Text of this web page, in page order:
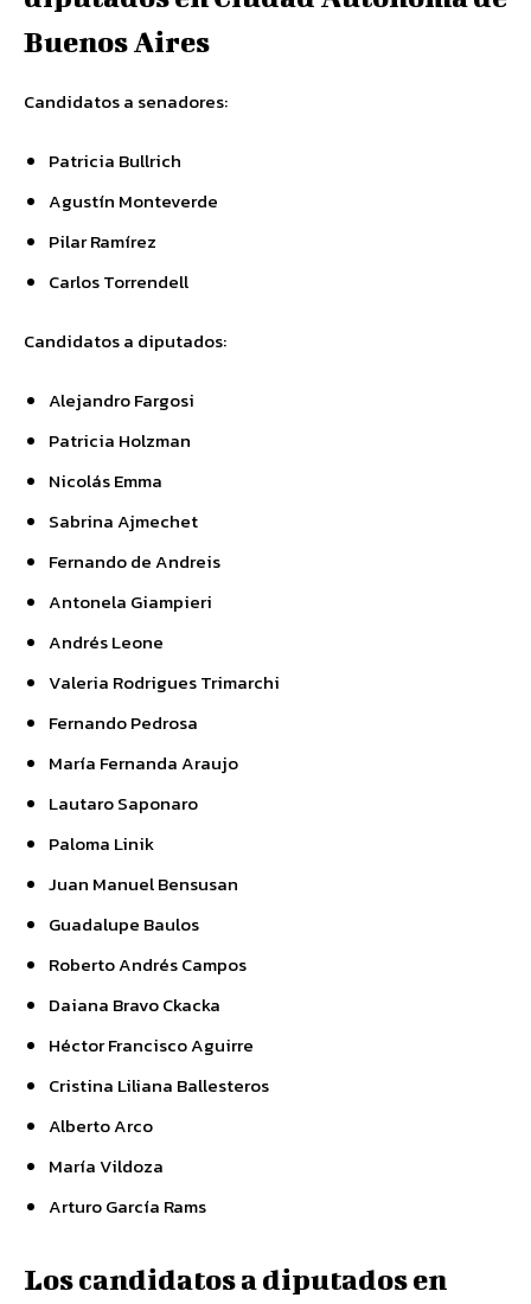
Buenos Aires
Candidatos a senadores:
Patricia Bullrich
Agustín Monteverde
Pilar Ramírez
Carlos Torrendell
Candidatos a diputados:
Alejandro Fargosi
Patricia Holzman
Nicolás Emma
Sabrina Ajmechet
Fernando de Andreis
Antonela Giampieri
Andrés Leone
Valeria Rodrigues Trimarchi
Fernando Pedrosa
María Fernanda Araujo
Lautaro Saponaro
Paloma Linik
Juan Manuel Bensusan
Guadalupe Baulos
Roberto Andrés Campos
Daiana Bravo Ckacka
Héctor Francisco Aguirre
Cristina Liliana Ballesteros
Alberto Arco
María Vildoza
Arturo García Rams
Los candidatos a diputados en